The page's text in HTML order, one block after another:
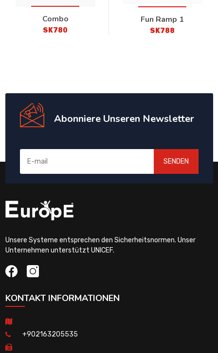
Combo
SK780
Fun Ramp 1
SK788
Abonniere Unseren Newsletter
SENDEN
Unsere Systeme entsprechen den Sicherheitsnormen. Unser
Unternehmen unterstützt UNICEF.
KONTAKT INFORMATIONEN
+902163205535